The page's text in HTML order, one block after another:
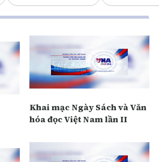
Khai mạc Ngày Sách và Văn
hóa đọc Việt Nam lần II